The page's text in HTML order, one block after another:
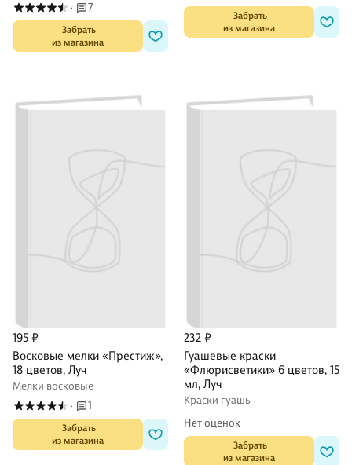
· 7
Забрать
из магазина
Забрать
из магазина
195 ₽
Восковые мелки «Престиж»,
18 цветов, Луч
Мелки восковые
· 1
Забрать
из магазина
232 ₽
Гуашевые краски
«Флюрисветики» 6 цветов, 15
мл, Луч
Краски гуашь
Нет оценок
Забрать
из магазина